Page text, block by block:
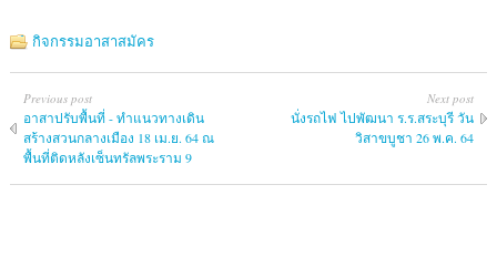
กิจกรรมอาสาสมัคร
Previous post
อาสาปรับพื้นที่ - ทำแนวทางเดิน
สร้างสวนกลางเมือง 18 เม.ย. 64 ณ
พื้นที่ติดหลังเซ็นทรัลพระราม 9
Next post
นั่งรถไฟ ไปพัฒนา ร.ร.สระบุรี วัน
วิสาขบูชา 26 พ.ค. 64